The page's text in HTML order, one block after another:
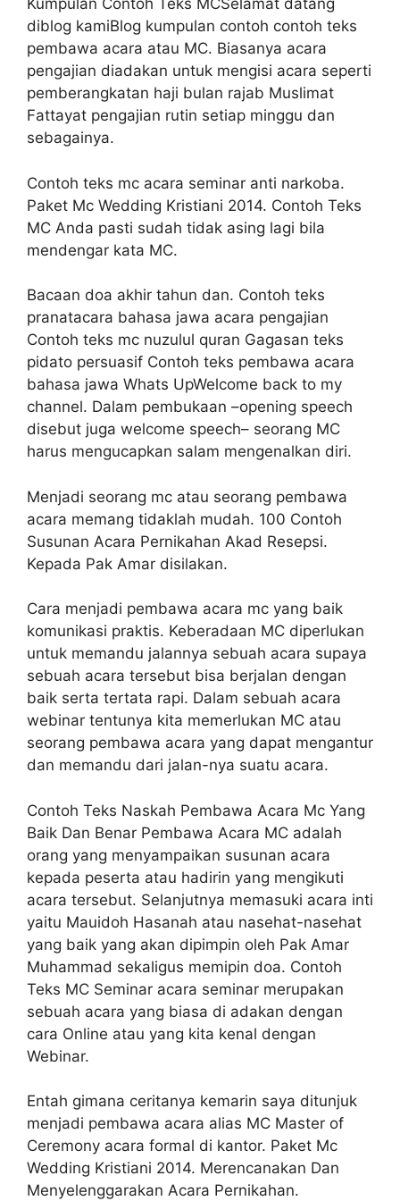
Kumpulan Contoh Teks MCSelamat datang
diblog kamiBlog kumpulan contoh contoh teks
pembawa acara atau MC. Biasanya acara
pengajian diadakan untuk mengisi acara seperti
pemberangkatan haji bulan rajab Muslimat
Fattayat pengajian rutin setiap minggu dan
sebagainya.
Contoh teks mc acara seminar anti narkoba.
Paket Mc Wedding Kristiani 2014. Contoh Teks
MC Anda pasti sudah tidak asing lagi bila
mendengar kata MC.
Bacaan doa akhir tahun dan. Contoh teks
pranatacara bahasa jawa acara pengajian
Contoh teks mc nuzulul quran Gagasan teks
pidato persuasif Contoh teks pembawa acara
bahasa jawa Whats UpWelcome back to my
channel. Dalam pembukaan –opening speech
disebut juga welcome speech– seorang MC
harus mengucapkan salam mengenalkan diri.
Menjadi seorang mc atau seorang pembawa
acara memang tidaklah mudah. 100 Contoh
Susunan Acara Pernikahan Akad Resepsi.
Kepada Pak Amar disilakan.
Cara menjadi pembawa acara mc yang baik
komunikasi praktis. Keberadaan MC diperlukan
untuk memandu jalannya sebuah acara supaya
sebuah acara tersebut bisa berjalan dengan
baik serta tertata rapi. Dalam sebuah acara
webinar tentunya kita memerlukan MC atau
seorang pembawa acara yang dapat mengantur
dan memandu dari jalan-nya suatu acara.
Contoh Teks Naskah Pembawa Acara Mc Yang
Baik Dan Benar Pembawa Acara MC adalah
orang yang menyampaikan susunan acara
kepada peserta atau hadirin yang mengikuti
acara tersebut. Selanjutnya memasuki acara inti
yaitu Mauidoh Hasanah atau nasehat-nasehat
yang baik yang akan dipimpin oleh Pak Amar
Muhammad sekaligus memipin doa. Contoh
Teks MC Seminar acara seminar merupakan
sebuah acara yang biasa di adakan dengan
cara Online atau yang kita kenal dengan
Webinar.
Entah gimana ceritanya kemarin saya ditunjuk
menjadi pembawa acara alias MC Master of
Ceremony acara formal di kantor. Paket Mc
Wedding Kristiani 2014. Merencanakan Dan
Menyelenggarakan Acara Pernikahan.